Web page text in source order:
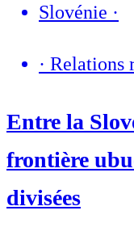
Slovénie ·
· Relations
Entre la
frontière
divisées